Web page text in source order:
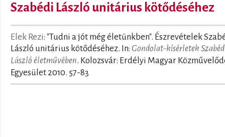
Szabédi László unitárius kötődéséhez
Elek Rezi: "Tudni a jót még életünkben". Észrevételek
László unitárius kötődéséhez. In: Gondolat-kísérletek
László életművében. Kolozsvár: Erdélyi Magyar
Egyesület 2010. 57-83